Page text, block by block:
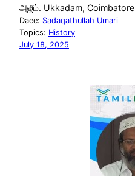
அஜீம். Ukkadam, Coimbatore
Daee: Sadaqathullah Umari
Topics: History
July 18, 2025